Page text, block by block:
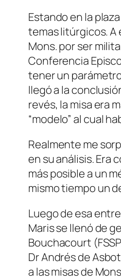
Estando en la
temas litúrgicos. A
Mons. por ser
Conferencia
tener un
llegó a la
revés, la misa era
“modelo” al cual
Realmente me
en su análisis. Era
más posible a un
mismo tiempo un
Luego de esa
Maris se llenó de
Bouchacourt
Dr Andrés de
a las misas de